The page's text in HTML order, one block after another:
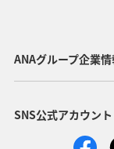
ワーケーション（
ワーケーション（単
ANAグループ企業
SNS公式アカウント